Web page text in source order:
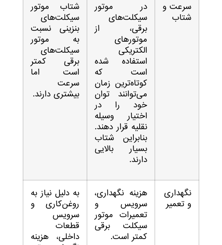
سرعت و
شتاب
در موتور
سیکلت‌های
برقی، از
موتورهای
الکتریکی
استفاده شده
است که
کوتاه‌ترین زمان
می‌توانند توان
خود را در
اختیار وسیله
نقلیه قرار دهند.
بنابراین شتاب
بسیار بالایی
دارند.
شتاب موتور
سیکلت‌های
بنزینی نسبت
به موتور
سیکلت‌های
برقی کمتر
است اما
سرعت
بیشتری دارند.
نگهداری
و تعمیر
هزینه نگهداری،
سرویس و
تعمیرات موتور
سیکلت برقی
کمتر است.
به دلیل نیاز به
روغن‌کاری و
سرویس
قطعات
داخلی، هزینه